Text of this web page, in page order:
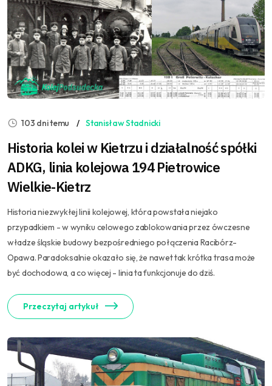
103 dni temu Stanisław Stadnicki
Historia kolei w Kietrzu i działalność spółki
ADKG, linia kolejowa 194 Pietrowice
Wielkie-Kietrz
Historia niezwykłej linii kolejowej, która powstała niejako
przypadkiem - w wyniku celowego zablokowania przez ówczesne
władze śląskie budowy bezpośredniego połączenia Racibórz-
Opawa. Paradoksalnie okazało się, że nawet tak krótka trasa może
być dochodowa, a co więcej - linia ta funkcjonuje do dziś.
Przeczytaj artykuł